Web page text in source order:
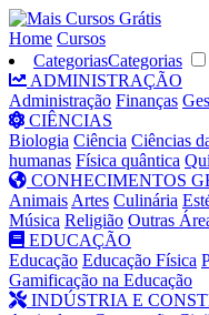
Home Cursos
CategoriasCategorias
ADMINISTRAÇÃO
Administração Finanças
CIÊNCIAS
Biologia Ciência Ciências
humanas Física quântica
CONHECIMENTOS
Animais Artes Culinária
Música Religião Outras
EDUCAÇÃO
Educação Educação Física
Gamificação na Educação
INDÚSTRIA E